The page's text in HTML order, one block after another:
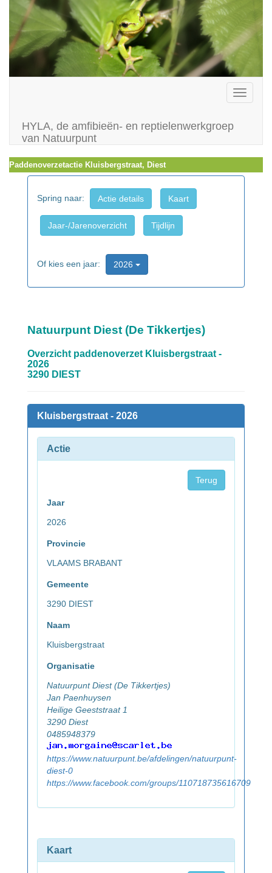
Toggle
HYLA, de amfibieën- en reptielenwerkgroep
van Natuurpunt
Paddenoverzetactie Kluisbergstraat, Diest
Spring naar: Actie details Kaart
Jaar-/Jarenoverzicht Tijdlijn
Of kies een jaar: 2026
Natuurpunt Diest (De Tikkertjes)
Overzicht paddenoverzet Kluisbergstraat -
2026
3290 DIEST
Kluisbergstraat - 2026
Actie
Terug
Jaar
2026
Provincie
VLAAMS BRABANT
Gemeente
3290 DIEST
Naam
Kluisbergstraat
Organisatie
Natuurpunt Diest (De Tikkertjes)
Jan Paenhuysen
Heilige Geeststraat 1
3290 Diest
0485948379
https://www.natuurpunt.be/afdelingen/natuurpunt-
diest-0
https://www.facebook.com/groups/110718735616709
Kaart